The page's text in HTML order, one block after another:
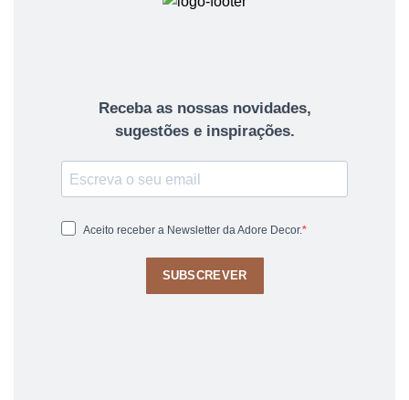
Receba as nossas novidades,
sugestões e inspirações.
Aceito receber a Newsletter da Adore Decor.
SUBSCREVER